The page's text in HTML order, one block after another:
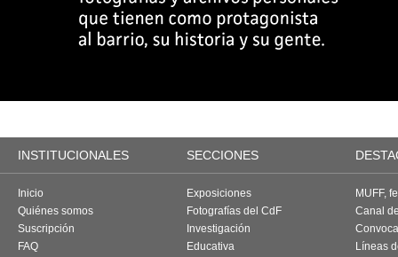
INSTITUCIONALES SECCIONES
Inicio
Quiénes somos
Suscripción
FAQ
Exposiciones
Fotografías del CdF
Investigación
Educativa
MUFF,
Canal
Líneas